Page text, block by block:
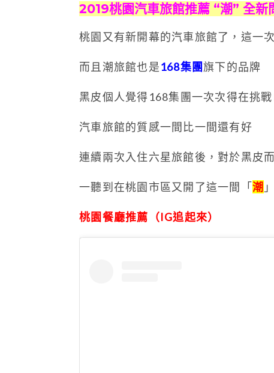
2019桃園汽車旅館推薦 “潮” 全新
桃園又有新開幕的汽車旅館了，這一
而且潮旅館也是168集團旗下的品牌
黑皮個人覺得168集團一次次得在挑
汽車旅館的質感一間比一間還有好
連續兩次入住六星旅館後，對於黑皮
一聽到在桃園市區又開了這一間「潮
桃園餐廳推薦（IG追起來）